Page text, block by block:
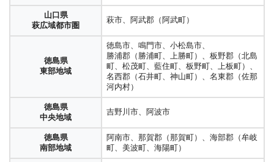
山口県
萩広域都市圏
萩市、阿武郡（阿武町）
徳島県
東部地域
徳島市、鳴門市、小松島市、
勝浦郡（勝浦町、上勝町）、板野郡（北島
町、松茂町、藍住町、板野町、上板町）、
名西郡（石井町、神山町）、名東郡（佐那
河内村）
徳島県
中央地域
吉野川市、阿波市
徳島県
南部地域
阿南市、那賀郡（那賀町）、海部郡（牟岐
町、美波町、海陽町）